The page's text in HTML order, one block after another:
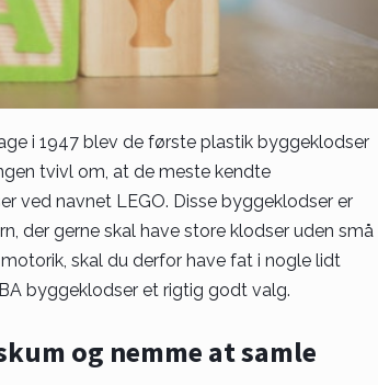
i 1947 blev de første plastik byggeklodser
tvivl om, at de meste kendte
ved navnet LEGO. Disse byggeklodser er
der gerne skal have store klodser uden små
skal du derfor have fat i nogle lidt
byggeklodser et rigtig godt valg.
og nemme at samle